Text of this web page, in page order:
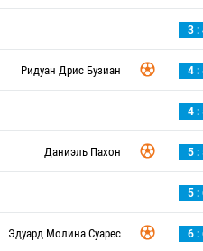
3 :
Ридуан Дрис Бузиан 4 :
4 :
Даниэль Пахон 5 :
5 :
Эдуард Молина Суарес 6 :